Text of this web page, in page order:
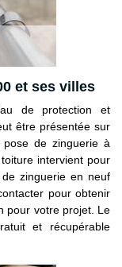
et ses villes
de protection et
être présentée sur
de zinguerie à
intervient pour
zinguerie en neuf
pour obtenir
pour votre projet. Le
et récupérable